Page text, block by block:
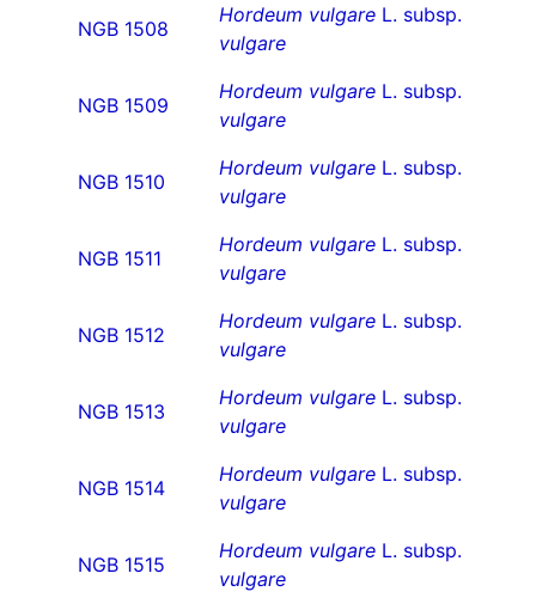
NGB 1508
Hordeum vulgare L. subsp.
vulgare
NGB 1509
Hordeum vulgare L. subsp.
vulgare
NGB 1510
Hordeum vulgare L. subsp.
vulgare
NGB 1511
Hordeum vulgare L. subsp.
vulgare
NGB 1512
Hordeum vulgare L. subsp.
vulgare
NGB 1513
Hordeum vulgare L. subsp.
vulgare
NGB 1514
Hordeum vulgare L. subsp.
vulgare
NGB 1515
Hordeum vulgare L. subsp.
vulgare